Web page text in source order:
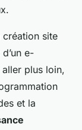
création site
e-
plus loin,
et la